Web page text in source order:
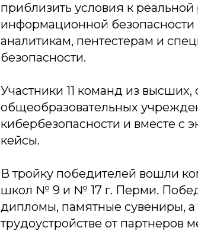
приблизить условия к
информационной безопасности
аналитикам, пентестерам и
безопасности.
Участники 11 команд из
общеобразовательных
кибербезопасности и вместе с
кейсы.
В тройку победителей вошли
школ № 9 и № 17 г. Перми.
дипломы, памятные сувениры,
трудоустройстве от партнеров